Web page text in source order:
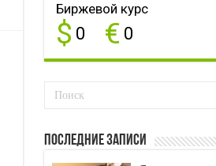
Биржевой курс
$ 0 € 0
Последние записи